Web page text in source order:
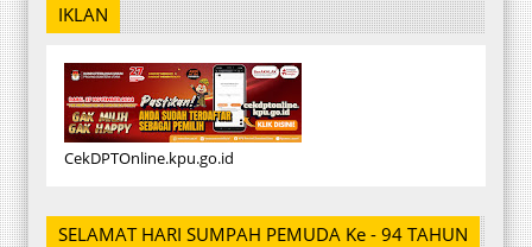
IKLAN
CekDPTOnline.kpu.go.id
SELAMAT HARI SUMPAH PEMUDA Ke - 94 TAHUN